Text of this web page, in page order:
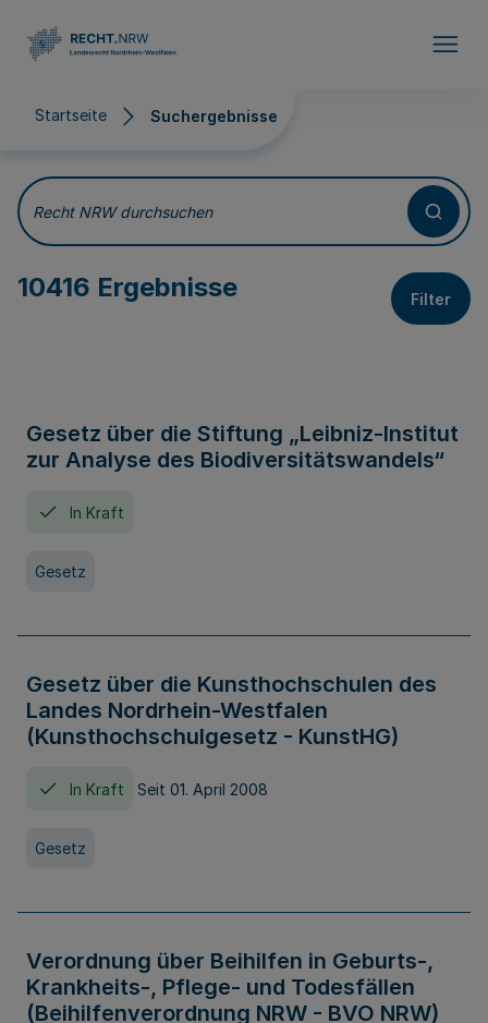
Startseite Suchergebnisse
Suchergebnisse
Recht NRW durchsuchen
10416 Ergebnisse Filter
Gesetz über die Stiftung „Leibniz-Institut
zur Analyse des Biodiversitätswandels“
In Kraft
Gesetz
Gesetz über die Kunsthochschulen des
Landes Nordrhein-Westfalen
(Kunsthochschulgesetz - KunstHG)
In Kraft Seit 01. April 2008
Gesetz
Verordnung über Beihilfen in Geburts-,
Krankheits-, Pflege- und Todesfällen
(Beihilfenverordnung NRW - BVO NRW)